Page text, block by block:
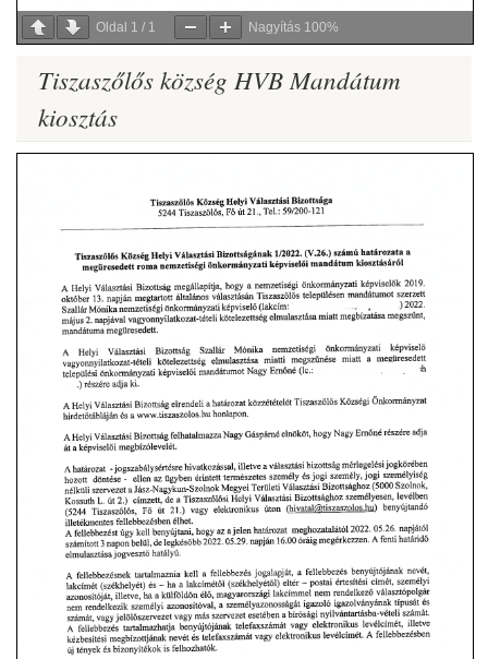
Oldal 1 / 1 Nagyítás 100%
Tiszaszőlős község HVB Mandátum
kiosztás